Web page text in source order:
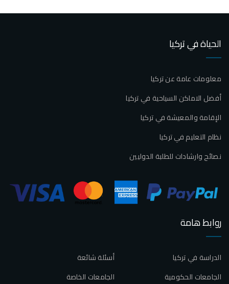
الحياة في تركيا
معلومات عامة عن تركيا
أفضل الاماكن السياحية في تركيا
الإقامة والمعيشة في تركيا
نظام التعليم في تركيا
نصائح وارشادات للطلبة الدوليين
روابط هامة
أسئلة شائعة
الدراسة في تركيا
الجامعات الخاصة
الجامعات الحكومية